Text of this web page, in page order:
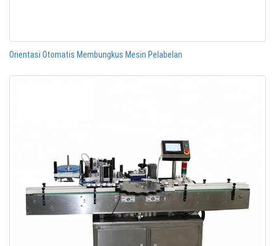
Orientasi Otomatis Membungkus Mesin Pelabelan